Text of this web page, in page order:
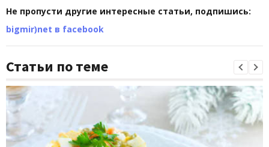
Не пропусти другие интересные статьи, подпишись:
bigmir)net в facebook
Статьи по теме